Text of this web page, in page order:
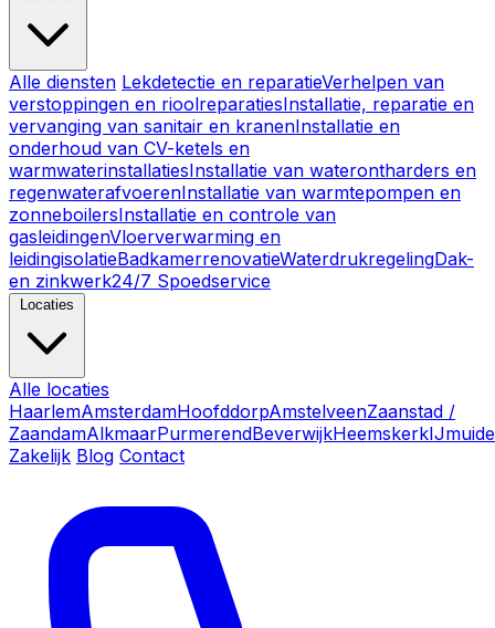
Alle diensten Lekdetectie en reparatieVerhelpen van
verstoppingen en rioolreparatiesInstallatie, reparatie en
vervanging van sanitair en kranenInstallatie en
onderhoud van CV-ketels en
warmwaterinstallatiesInstallatie van waterontharders en
regenwaterafvoerenInstallatie van warmtepompen en
zonneboilersInstallatie en controle van
gasleidingenVloerverwarming en
leidingisolatieBadkamerrenovatieWaterdrukregelingDak-
en zinkwerk24/7 Spoedservice
Alle locaties
HaarlemAmsterdamHoofddorpAmstelveenZaanstad /
ZaandamAlkmaarPurmerendBeverwijkHeemskerk
Zakelijk Blog Contact